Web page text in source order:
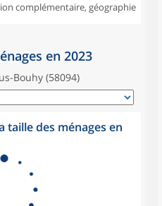
complémentaire, géographie
en 2023
Bouhy (58094)
taille des ménages en